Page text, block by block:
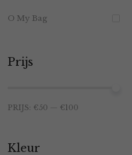
O My Bag
Prijs
PRIJS: €50 — €100
Kleur